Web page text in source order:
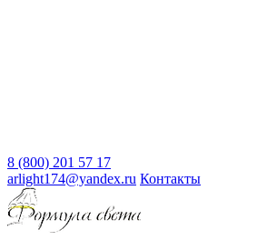
8 (800) 201 57 17
arlight174@yandex.ru Контакты